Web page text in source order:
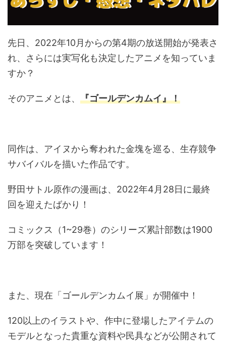
先日、 2022年10月からの第4期の放送開始が発表さ
れ、さらには実写化も決定したアニメを知っていま
すか？
そのアニメとは、 『ゴールデンカムイ』！
同作は、アイヌから奪われた金塊を巡る、生存競争
サバイバルを描いた作品です。
野田サトル原作の漫画は、 2022年4 月 28日に最終
回を迎えたばかり！
コミックス（1~29巻）のシリーズ累計部数は1900
万部を突破しています！
また、現在「ゴールデンカムイ展」が開催中！
120以上のイラストや、作中に登場したアイテムの
モデルとなった貴重な資料や民具などが公開されて